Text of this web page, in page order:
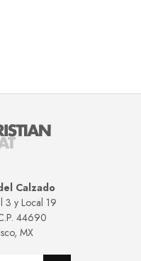
Calzado
3 y Local 19
44690
MX